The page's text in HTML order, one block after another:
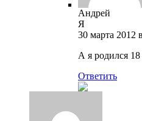
Андрей
Я
30 марта 2012
А я родился
Ответить